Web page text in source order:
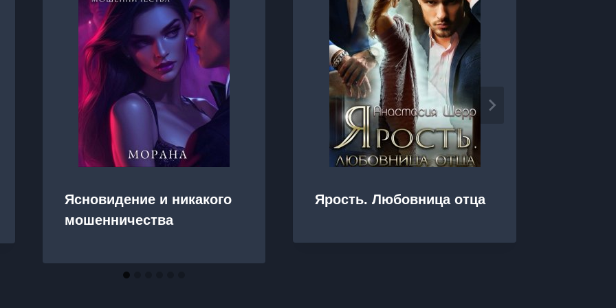
Ясновидение и никакого
мошенничества
Ярость. Любовница отца